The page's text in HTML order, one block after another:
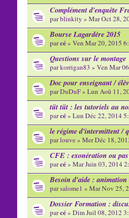
Complément d'enquête
parblinkity » Mar Oct 28,
Bourse Lagardère 2015
parcé» Ven Mar 20, 2015
Questions sur le montage
parkorrigan83 » Ven Mar
Doc pour enseignant /
parDuDuF» Lun Aoû 11,
tüt tüt : les tutoriels au
parcé» Lun Déc 22, 2014
le régime d'intermittent /
parlouve» Mer Déc 18,
CFE : exonération ou
parcé» Mar Juin 03, 2014
Besoin d'aide : animation
parsalome1 » Mar Nov 25,
Dossier Formation :
parcé» Dim Juil 08, 2012